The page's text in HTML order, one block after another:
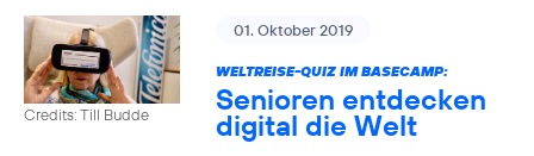
Credits: Till Budde
01. Oktober 2019
WELTREISE-QUIZ IM BASECAMP:
Senioren entdecken
digital die Welt